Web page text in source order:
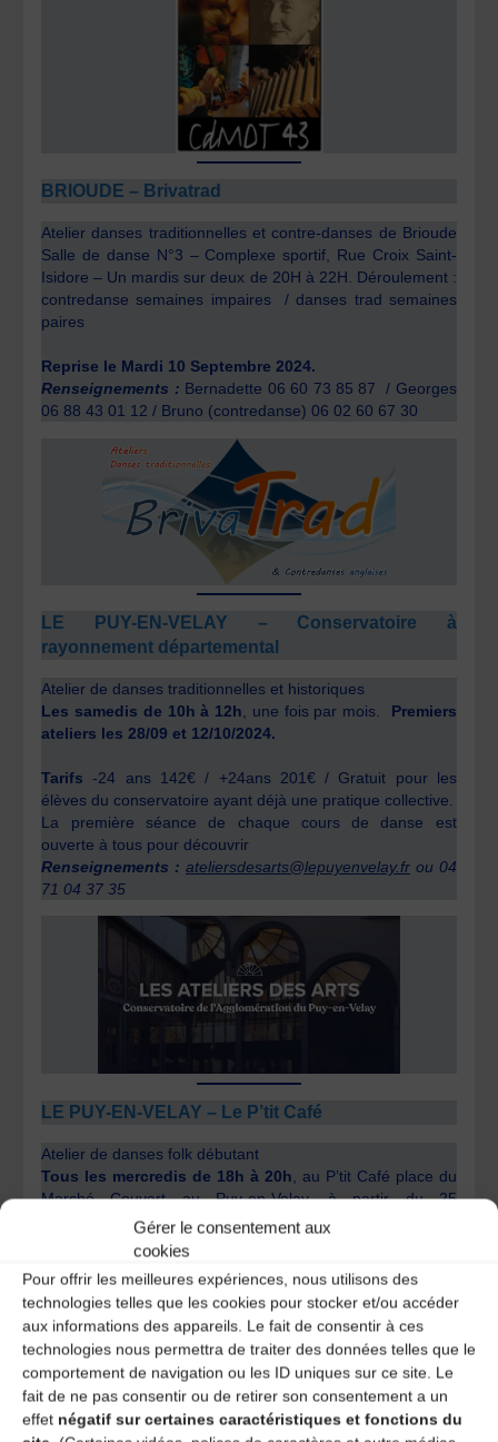
Gérer le consentement aux
cookies
Pour offrir les meilleures expériences, nous utilisons des
technologies telles que les cookies pour stocker et/ou accéder
aux informations des appareils. Le fait de consentir à ces
technologies nous permettra de traiter des données telles que le
comportement de navigation ou les ID uniques sur ce site. Le
fait de ne pas consentir ou de retirer son consentement a un
effet négatif sur certaines caractéristiques et fonctions du
BRIOUDE – Brivatrad
Atelier danses traditionnelles et contre-danses de Brioude
Salle de danse N°3 – Complexe sportif, Rue Croix Saint-
Isidore – Un mardis sur deux de 20H à 22H. Déroulement :
contredanse semaines impaires / danses trad semaines
paires
Reprise le Mardi 10 Septembre 2024.
Renseignements : Bernadette 06 60 73 85 87 / Georges
06 88 43 01 12 / Bruno (contredanse) 06 02 60 67 30
LE PUY-EN-VELAY – Conservatoire à
rayonnement départemental
Atelier de danses traditionnelles et historiques
Les samedis de 10h à 12h , une fois par mois. Premiers
ateliers les 28/09 et 12/10/2024.
Tarifs -24 ans 142€ / +24ans 201€ / Gratuit pour les
élèves du conservatoire ayant déjà une pratique collective.
La première séance de chaque cours de danse est
ouverte à tous pour découvrir
Renseignements : ateliersdesarts@lepuyenvelay.fr ou 04
71 04 37 35
LE PUY-EN-VELAY – Le P’tit Café
Atelier de danses folk débutant
Tous les mercredis de 18h à 20h , au P’tit Café place du
Marché Couvert au Puy-en-Velay, à partir du 25
Septembre 2024
Des stages ponctuels sur des danses spécifiques seront
Prix libre en soutien au P’tit Café
Renseignements : Anamaria Coteanu 06 49 89 40 48